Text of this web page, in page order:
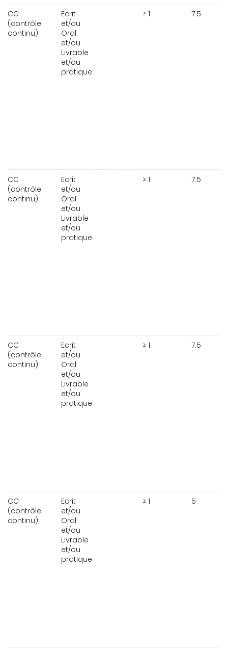
CC
(contrôle
continu)
Ecrit
et/ou
Oral
et/ou
Livrable
et/ou
pratique
≥ 1 7.5
CC
(contrôle
continu)
Ecrit
et/ou
Oral
et/ou
Livrable
et/ou
pratique
≥ 1 7.5
CC
(contrôle
continu)
Ecrit
et/ou
Oral
et/ou
Livrable
et/ou
pratique
≥ 1 7.5
CC
(contrôle
continu)
Ecrit
et/ou
Oral
et/ou
Livrable
et/ou
pratique
≥ 1 5